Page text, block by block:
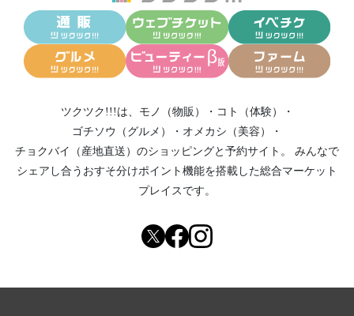
ツクツク!!!は、 モノ（物販） ・ コト（体験）
・
ゴチソウ（グルメ）
・ オメカシ（美容）
・
チョクバイ（産地直送） のショッピングと予約サイト。
みんなで
シェアし合う おすそ分けポイント機能を搭載した総合マーケット
プレイスです。